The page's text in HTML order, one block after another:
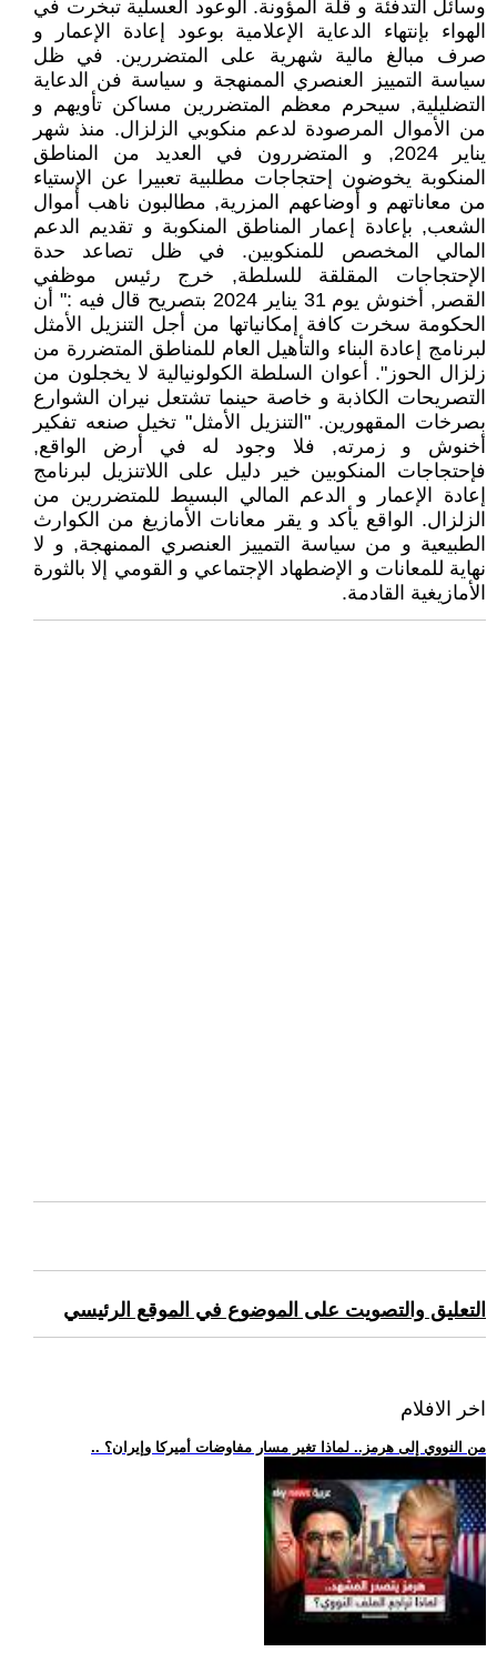
وسائل التدفئة و قلة المؤونة. الوعود العسلية تبخرت في
الهواء بإنتهاء الدعاية الإعلامية بوعود إعادة الإعمار و
صرف مبالغ مالية شهرية على المتضررين. في ظل
سياسة التمييز العنصري الممنهجة و سياسة فن الدعاية
التضليلية, سيحرم معظم المتضررين مساكن تأويهم و
من الأموال المرصودة لدعم منكوبي الزلزال. منذ شهر
يناير 2024, و المتضررون في العديد من المناطق
المنكوبة يخوضون إحتجاجات مطلبية تعبيرا عن الإستياء
من معاناتهم و أوضاعهم المزرية, مطالبون ناهب أموال
الشعب, بإعادة إعمار المناطق المنكوبة و تقديم الدعم
المالي المخصص للمنكوبين. في ظل تصاعد حدة
الإحتجاجات المقلقة للسلطة, خرج رئيس موظفي
القصر, أخنوش يوم 31 يناير 2024 بتصريح قال فيه :" أن
الحكومة سخرت كافة إمكانياتها من أجل التنزيل الأمثل
لبرنامج إعادة البناء والتأهيل العام للمناطق المتضررة من
زلزال الحوز". أعوان السلطة الكولونيالية لا يخجلون من
التصريحات الكاذبة و خاصة حينما تشتعل نيران الشوارع
بصرخات المقهورين. "التنزيل الأمثل" تخيل صنعه تفكير
أخنوش و زمرته, فلا وجود له في أرض الواقع,
فإحتجاجات المنكوبين خير دليل على اللاتنزيل لبرنامج
إعادة الإعمار و الدعم المالي البسيط للمتضررين من
الزلزال. الواقع يأكد و يقر معانات الأمازيغ من الكوارث
الطبيعية و من سياسة التمييز العنصري الممنهجة, و لا
نهاية للمعانات و الإضطهاد الإجتماعي و القومي إلا بالثورة
الأمازيغية القادمة.
التعليق والتصويت على الموضوع في الموقع الرئيسي
اخر الافلام
.. من النووي إلى هرمز.. لماذا تغير مسار مفاوضات أميركا وإيران؟